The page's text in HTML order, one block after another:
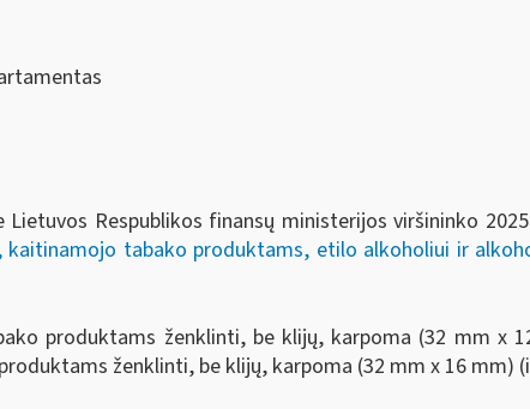
Respublikos finansų ministerijos viršininko
tabako produktams, etilo alkoholiui ir
produktams ženklinti, be klijų, karpoma (32 mm x
ženklinti, be klijų, karpoma (32 mm x 16 mm)